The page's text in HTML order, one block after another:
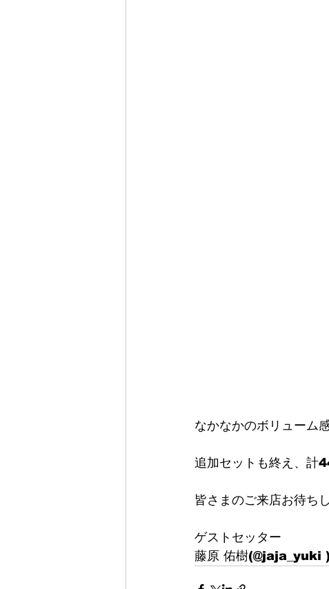
なかなかのボリューム
追加セットも終え、計
皆さまのご来店お待ち
ゲストセッター
藤原 佑樹(@jaja_yuki